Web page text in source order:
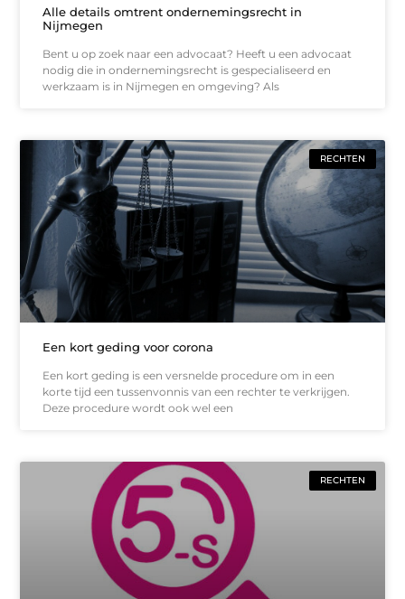
Alle details omtrent ondernemingsrecht in
Nijmegen
Bent u op zoek naar een advocaat? Heeft u een advocaat
nodig die in ondernemingsrecht is gespecialiseerd en
werkzaam is in Nijmegen en omgeving? Als
RECHTEN
Een kort geding voor corona
Een kort geding is een versnelde procedure om in een
korte tijd een tussenvonnis van een rechter te verkrijgen.
Deze procedure wordt ook wel een
RECHTEN